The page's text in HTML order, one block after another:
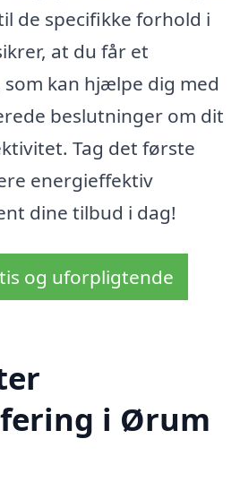
de specifikke forhold i
at du får et
kan hjælpe dig med
beslutninger om dit
Tag det første
energieffektiv
dine tilbud i dag!
og uforpligtende
i Ørum